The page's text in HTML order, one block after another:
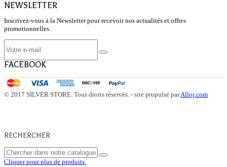
NEWSLETTER
Inscrivez-vous à la Newsletter pour recevoir nos actualités et offres
promotionnelles.
FACEBOOK
© 2017 SILVER STORE. Tous droits réservés. - site propulsé parAlloj.com
RECHERCHER
Cliquer pour plus de produits.